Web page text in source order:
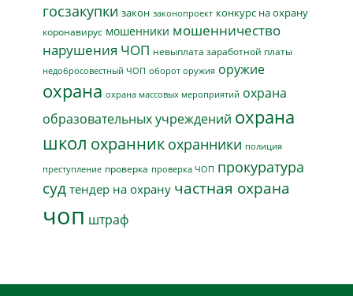
госзакупки закон законопроект конкурс на охрану
коронавирус мошенники мошенничество
нарушения ЧОП невыплата заработной платы
недобросовестный ЧОП оборот оружия оружие
охрана охрана массовых мероприятий охрана
образовательных учреждений охрана
школ охранник охранники полиция
преступление проверка проверка ЧОП прокуратура
суд тендер на охрану частная охрана
чоп штраф